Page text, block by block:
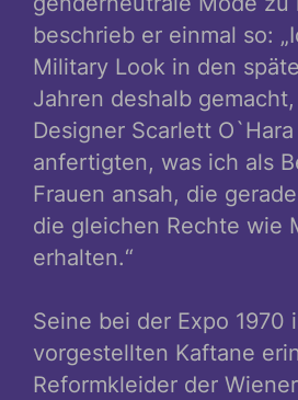
beschrieb er einmal so:
Military Look in den
Jahren deshalb
Designer Scarlett
anfertigten, was ich als
Frauen ansah, die
die gleichen Rechte wie
erhalten.“
Seine bei der Expo 1970
vorgestellten Kaftane
Reformkleider der Wiener